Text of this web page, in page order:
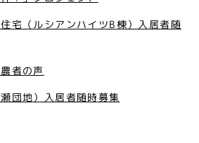
宅（ルシアンハイツB棟）入居者随
者の声
団地）入居者随時募集